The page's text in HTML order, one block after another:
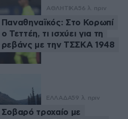
ΑΘΛΗΤΙΚΑ56 λ. πριν
Παναθηναϊκός: Στο Κορωπί
ο Τεττέη, τι ισχύει για τη
ρεβάνς με την ΤΣΣΚΑ 1948
ΕΛΛΑΔΑ59 λ. πριν
Σοβαρό τροχαίο με